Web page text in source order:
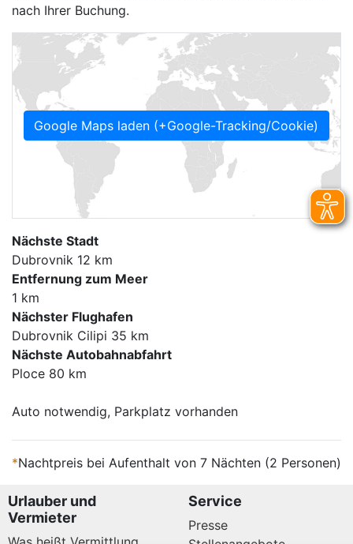
nach Ihrer Buchung.
Google Maps laden (+Google-Tracking/Cookie)
Nächste Stadt
Dubrovnik 12 km
Entfernung zum Meer
1 km
Nächster Flughafen
Dubrovnik Cilipi 35 km
Nächste Autobahnabfahrt
Ploce 80 km
Auto notwendig, Parkplatz vorhanden
*Nachtpreis bei Aufenthalt von 7 Nächten (2 Personen)
Urlauber und
Vermieter
Service
Presse